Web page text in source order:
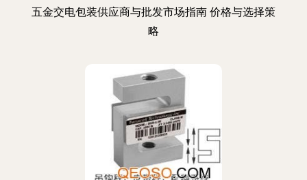
五金交电包装供应商与批发市场指南 价格与选择策
略